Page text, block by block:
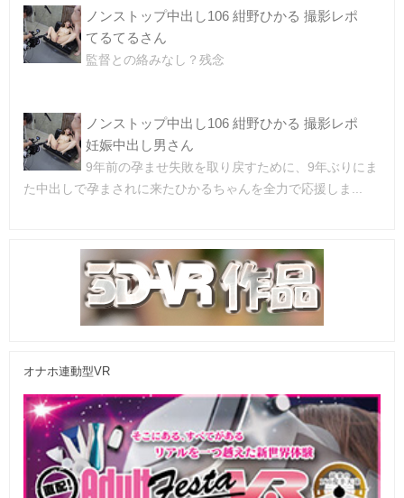
ノンストップ中出し106 紺野ひかる 撮影レポ
てるてるさん
監督との絡みなし？残念
ノンストップ中出し106 紺野ひかる 撮影レポ
妊娠中出し男さん
9年前の孕ませ失敗を取り戻すために、9年ぶりにま
た中出しで孕まされに来たひかるちゃんを全力で応援しま...
オナホ連動型VR